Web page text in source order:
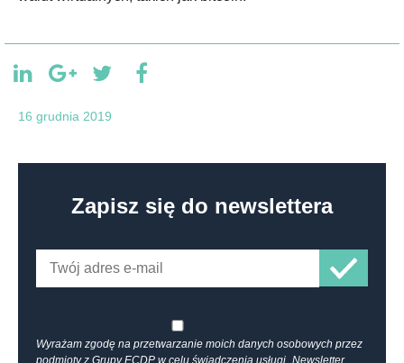
16 grudnia 2019
Zapisz się do newslettera
Wyrażam zgodę na przetwarzanie moich danych osobowych przez